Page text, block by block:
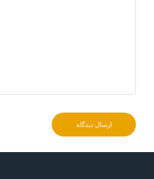
ارسال دیدگاه